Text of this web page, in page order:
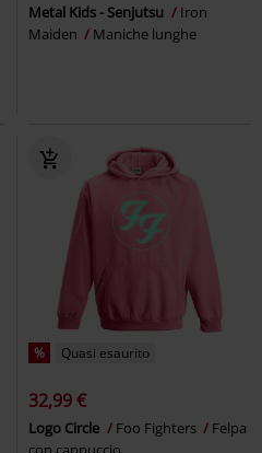
Metal Kids - Senjutsu
Iron
Maiden
Maniche lunghe
% Quasi esaurito
32,99 €
Logo Circle Foo Fighters
Felpa